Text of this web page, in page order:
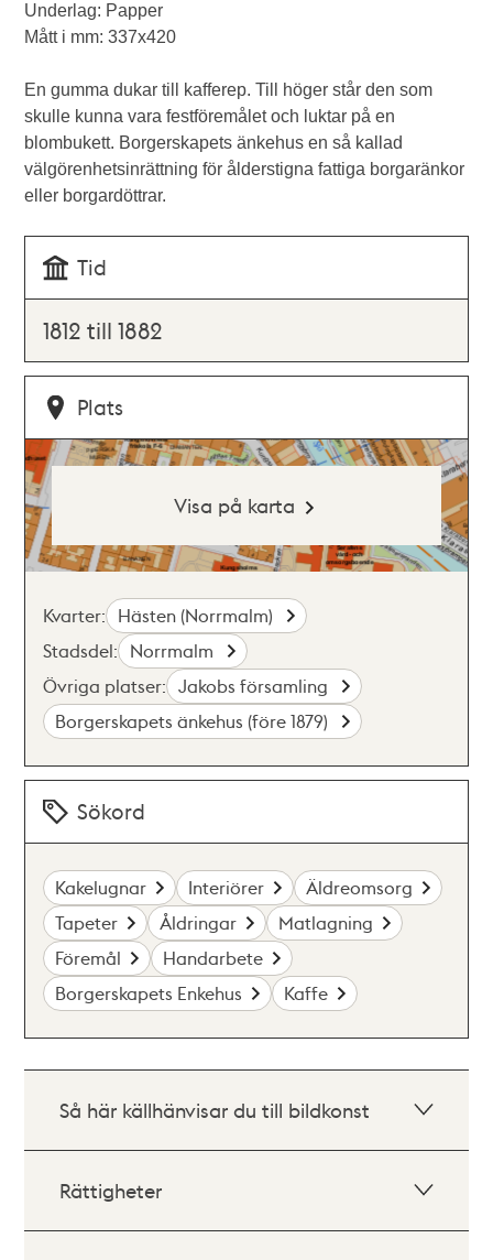
Underlag: Papper
Mått i mm: 337x420
En gumma dukar till kafferep. Till höger står den som
skulle kunna vara festföremålet och luktar på en
blombukett. Borgerskapets änkehus en så kallad
välgörenhetsinrättning för ålderstigna fattiga borgaränkor
eller borgardöttrar.
Tid
1812 till 1882
Plats
Visa på karta
Kvarter: Hästen (Norrmalm)
Stadsdel: Norrmalm
Övriga platser: Jakobs församling
Borgerskapets änkehus (före 1879)
Sökord
Kakelugnar Interiörer
Äldreomsorg
Tapeter
Åldringar
Matlagning
Föremål
Handarbete
Borgerskapets Enkehus
Kaffe
Så här källhänvisar du till bildkonst
Rättigheter